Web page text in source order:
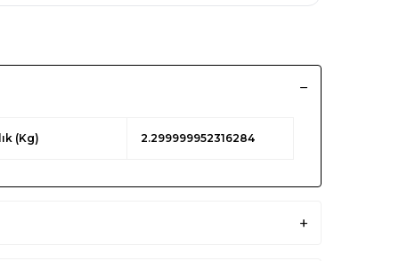
(Kg) 2.299999952316284